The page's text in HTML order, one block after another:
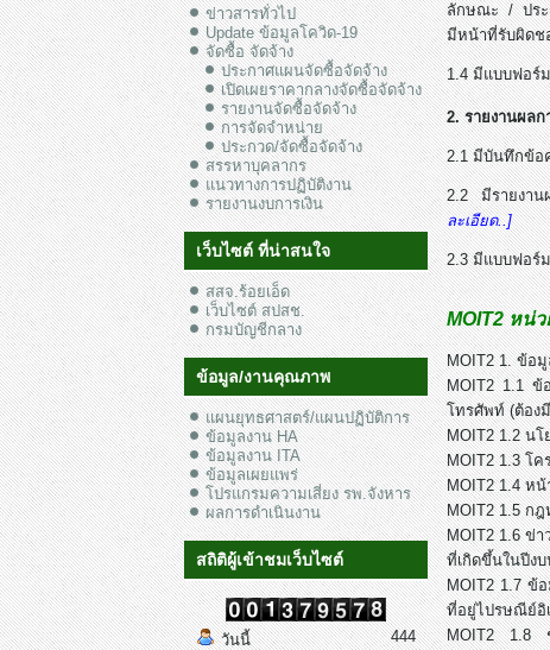
ข่าวสารทั่วไป
Update ข้อมูลโควิด-19
จัดซื้อ จัดจ้าง
ประกาศแผนจัดซื้อจัดจ้าง
เปิดเผยราคากลางจัดซื้อจัดจ้าง
รายงานจัดซื้อจัดจ้าง
การจัดจำหน่าย
ประกวด/จัดซื้อจัดจ้าง
สรรหาบุคลากร
แนวทางการปฏิบัติงาน
รายงานงบการเงิน
เว็บไซต์ ที่น่าสนใจ
สสจ.ร้อยเอ็ด
เว็บไซต์ สปสช.
กรมบัญชีกลาง
ข้อมูล/งานคุณภาพ
แผนยุทธศาสตร์/แผนปฏิบัติการ
ข้อมูลงาน HA
ข้อมูลงาน ITA
ข้อมูลเผยแพร่
โปรแกรมความเสี่ยง รพ.จังหาร
ผลการดำเนินงาน
สถิติผู้เข้าชมเว็บไซต์
วันนี้
444
ลักษณะ / ประ
มีหน้าที่รับผิดช
1.4 มีแบบฟอร์
2. รายงานผล
2.1 มีบันทึกข้อ
2.2 มีรายงาน
ละเอียด..]
2.3 มีแบบฟอร์
MOIT2 หน่
MOIT2 1. ข้อ
MOIT2 1.1 ข้
โทรศัพท์ (ต้อง
MOIT2 1.2 น
MOIT2 1.3 โ
MOIT2 1.4 ห
MOIT2 1.5 ก
MOIT2 1.6 ข่
ที่เกิดขึ้นในปีง
MOIT2 1.7 ข้
ที่อยู่ไปรษณีย์อิ
MOIT2 1.8 ช่